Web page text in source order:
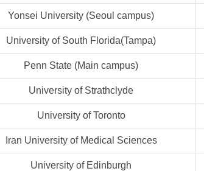
Yonsei University (Seoul campus)
University of South Florida(Tampa)
Penn State (Main campus)
University of Strathclyde
University of Toronto
Iran University of Medical Sciences
University of Edinburgh